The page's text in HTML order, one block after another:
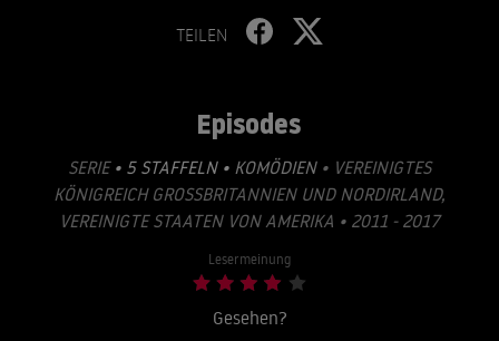
TEILEN
Episodes
SERIE • 5 STAFFELN • KOMÖDIEN• VEREINIGTES
KÖNIGREICH GROSSBRITANNIEN UND NORDIRLAND, V
EREINIGTE STAATEN VON AMERIKA • 2011 - 2017
Lesermeinung
Gesehen?